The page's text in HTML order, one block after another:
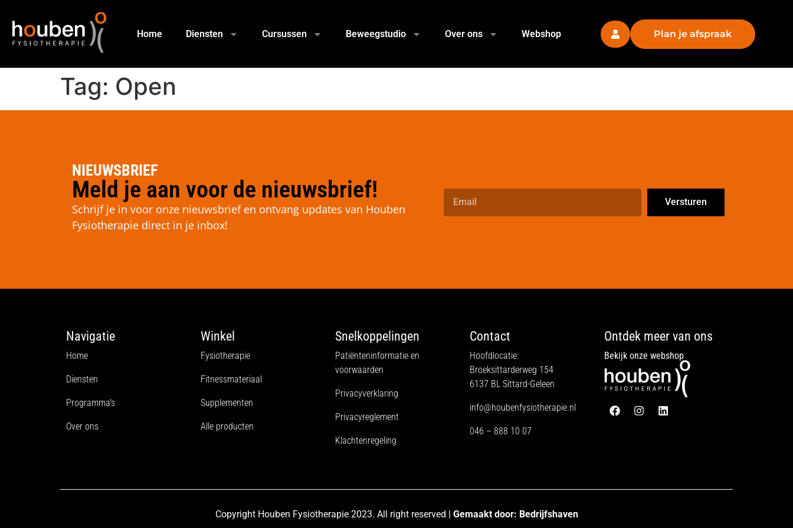
Home Diensten Cursussen Beweegstudio Over ons Webshop Plan je afspraak
Tag: Open
NIEUWSBRIEF
Meld je aan voor de nieuwsbrief!
Schrijf je in voor onze nieuwsbrief en ontvang updates van Houben
Fysiotherapie direct in je inbox!
Versturen
Navigatie
Home
Diensten
Programma's
Over ons
Winkel
Fysiotherapie
Fitnessmateriaal
Supplementen
Alle producten
Snelkoppelingen
Patiënteninformatie en
voorwaarden
Privacyverklaring
Privacyreglement
Klachtenregeling
Contact
Hoofdlocatie:
Broeksittarderweg 154
6137 BL Sittard-Geleen
info@houbenfysiotherapie.nl
046 – 888 10 07
Ontdek meer van ons
Bekijk onze webshop
Copyright Houben Fysiotherapie 2023. All right reserved | Gemaakt door: Bedrijfshaven